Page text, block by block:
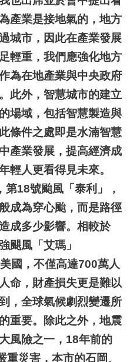
產業是接地氣的，地方
城市，因此在產業發展
輕重，我們應強化地方
為在地產業與中央政府
此外，智慧城市的建立
場域，包括智慧製造與
條件之處即是水湳智慧
產業發展，提高經濟成
輕人更看得見未來。
18號颱風「泰利」，
成為穿心颱，而是路徑
成多少影響。相較於
颶風「艾瑪」
國，不僅高達700萬人
命，財產損失更是難以
，全球氣候劇烈變遷所
重要。除此之外，地震
風險之一，18年前的
災害，本市的石岡、